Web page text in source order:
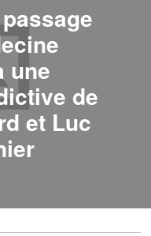
une
de
et Luc